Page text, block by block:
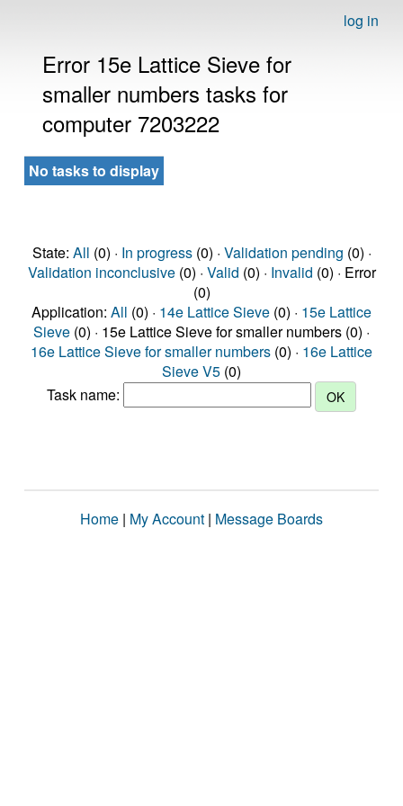
log in
Error 15e Lattice Sieve for
smaller numbers tasks for
computer 7203222
No tasks to display
State: All (0) · In progress(0) · Validation pending (0) ·
Validation inconclusive(0) · Valid (0) · Invalid (0) · Error
(0)
Application: All (0) · 14e Lattice Sieve (0) · 15e Lattice
Sieve (0) · 15e Lattice Sieve for smaller numbers (0) ·
16e Lattice Sieve for smaller numbers (0) · 16e Lattice
Sieve V5 (0)
Task name:
Home | My Account | Message Boards